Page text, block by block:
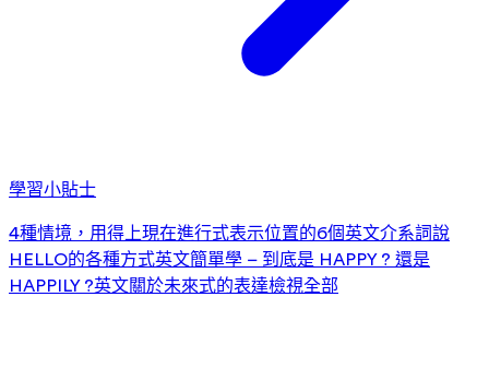
學習小貼士
4種情境，用得上現在進行式表示位置的6個英文介系詞說
HELLO的各種方式英文簡單學 – 到底是 HAPPY ? 還是
HAPPILY ?英文關於未來式的表達檢視全部